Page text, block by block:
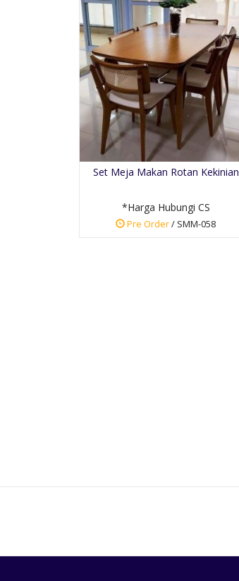
Set Meja Makan Rotan Kekinian
*Harga Hubungi CS
Pre Order/ SMM-058
Suar Wood Jumbo
Dining Table
*Harga Hubungi CS